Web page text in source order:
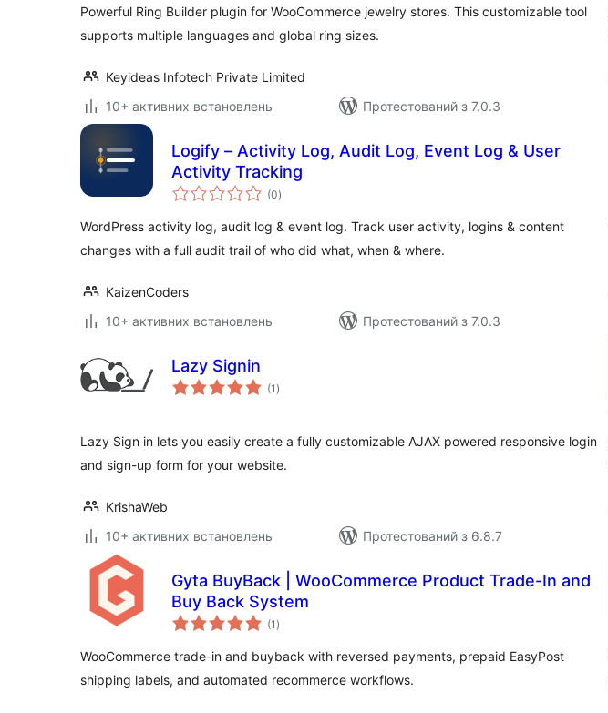
Powerful Ring Builder plugin for WooCommerce jewelry stores. This customizable tool
supports multiple languages and global ring sizes.
Keyideas Infotech Private Limited
10+ активних встановлень
Протестований з 7.0.3
Logify – Activity Log, Audit Log, Event Log & User
Activity Tracking
(0загальний
рейтинг
)
WordPress activity log, audit log & event log. Track user activity, logins & content
changes with a full audit trail of who did what, when & where.
KaizenCoders
10+ активних встановлень
Протестований з 7.0.3
Lazy Signin
(1 загальний
рейтинг
)
Lazy Sign in lets you easily create a fully customizable AJAX powered responsive login
and sign-up form for your website.
KrishaWeb
10+ активних встановлень
Протестований з 6.8.7
Gyta BuyBack | WooCommerce Product Trade-In and
Buy Back System
(1 загальний
рейтинг
)
WooCommerce trade-in and buyback with reversed payments, prepaid EasyPost
shipping labels, and automated recommerce workflows.